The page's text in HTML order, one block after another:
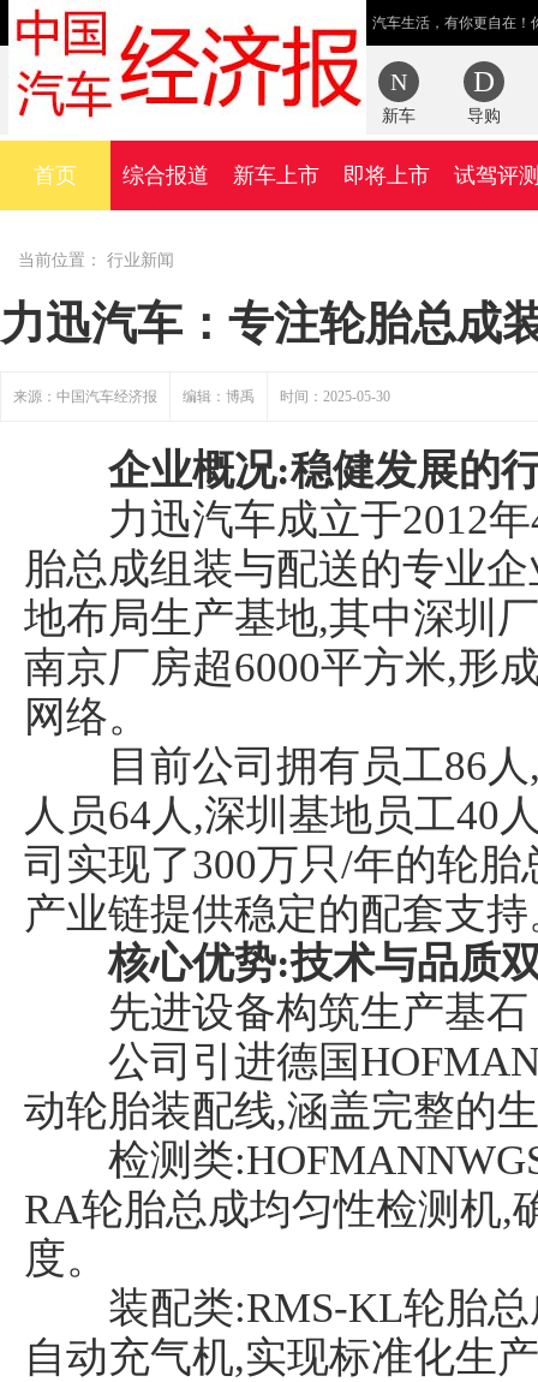
汽车生活，有你更自在！
新车 导购
首页 综合报道 新车上市 即将上市 试驾评
当前位置： 行业新闻
力迅汽车：专注轮胎总成
来源：中国汽车经济报 编辑：博禹 时间：2025-05-30
企业概况:稳健发展的
力迅汽车成立于2012年
胎总成组装与配送的专业
地布局生产基地,其中深圳
南京厂房超6000平方米,形
网络。
目前公司拥有员工86人,
人员64人,深圳基地员工40
司实现了300万只/年的轮
产业链提供稳定的配套支持
核心优势:技术与品质
先进设备构筑生产基石
公司引进德国
动轮胎装配线,涵盖完整的
检测类
RA轮胎总成均匀性检测机,
度。
装配类:RMS-KL轮胎总
自动充气机,实现标准化生